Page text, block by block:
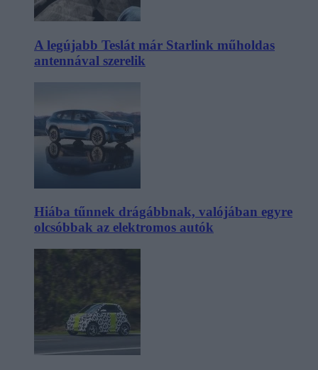
A legújabb Teslát már Starlink műholdas
antennával szerelik
Hiába tűnnek drágábbnak, valójában egyre
olcsóbbak az elektromos autók